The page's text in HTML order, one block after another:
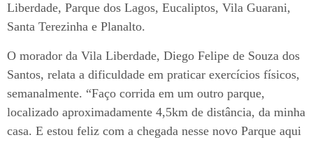
Liberdade, Parque dos Lagos, Eucaliptos, Vila Guarani,
Santa Terezinha e Planalto.
O morador da Vila Liberdade, Diego Felipe de Souza dos
Santos, relata a dificuldade em praticar exercícios físicos,
semanalmente. “Faço corrida em um outro parque,
localizado aproximadamente 4,5km de distância, da minha
casa. E estou feliz com a chegada nesse novo Parque aqui